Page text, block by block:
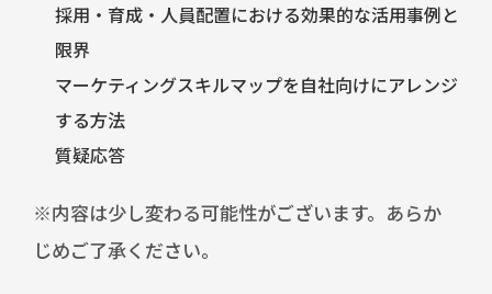
採用・育成・人員配置における効果的な活用事例と
限界
マーケティングスキルマップを自社向けにアレンジ
する方法
質疑応答
※内容は少し変わる可能性がございます。あらか
じめご了承ください。